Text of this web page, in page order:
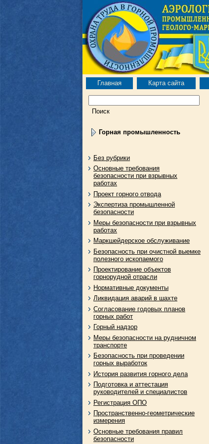
Главная Карта сайта
Горная промышленность
Без рубрики
Основные требования
безопасности при взрывных
работах
Проект горного отвода
Экспертиза промышленной
безопасности
Меры безопасности при взрывных
работах
Маркшейдерское обслуживание
Безопасность при очистной выемке
полезного ископаемого
Проектирование объектов
горнорудной отрасли
Нормативные документы
Ликвидация аварий в шахте
Согласование годовых планов
горных работ
Горный надзор
Меры безопасности на рудничном
транспорте
Безопасность при проведении
горных выработок
История развития горного дела
Подготовка и аттестация
руководителей и специалистов
Регистрация ОПО
Пространственно-геометрические
измерения
Основные требования правил
безопасности